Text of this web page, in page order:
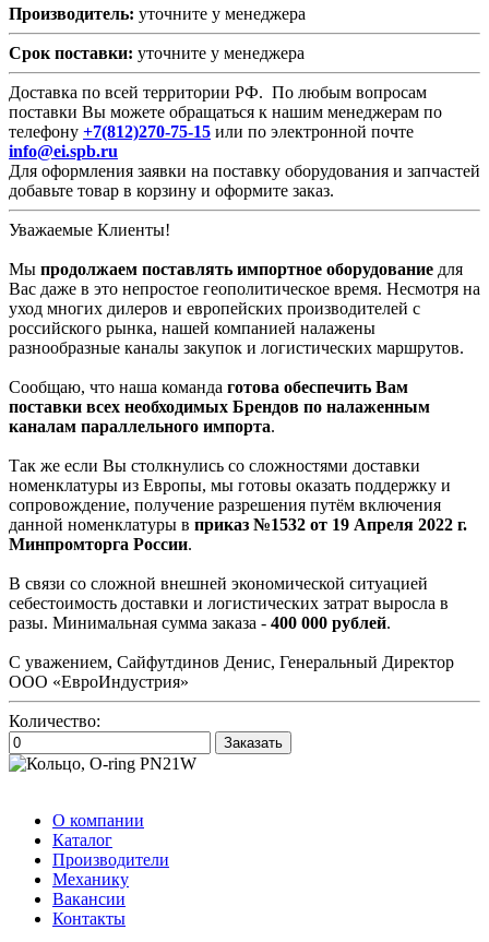
Производитель: уточните у менеджера
Срок поставки: уточните у менеджера
Доставка по всей территории РФ. По любым вопросам
поставки Вы можете обращаться к нашим менеджерам по
телефону +7(812)270-75-15 или по электронной почте
info@ei.spb.ru
Для оформления заявки на поставку оборудования и запчастей
добавьте товар в корзину и оформите заказ.
Уважаемые Клиенты!
Мы продолжаем поставлять импортное оборудование для
Вас даже в это непростое геополитическое время. Несмотря на
уход многих дилеров и европейских производителей с
российского рынка, нашей компанией налажены
разнообразные каналы закупок и логистических маршрутов.
Сообщаю, что наша команда готова обеспечить Вам
поставки всех необходимых Брендов по налаженным
каналам параллельного импорта.
Так же если Вы столкнулись со сложностями доставки
номенклатуры из Европы, мы готовы оказать поддержку и
сопровождение, получение разрешения путём включения
данной номенклатуры в приказ №1532 от 19 Апреля 2022 г.
Минпромторга России.
В связи со сложной внешней экономической ситуацией
себестоимость доставки и логистических затрат выросла в
разы. Минимальная сумма заказа - 400 000 рублей.
С уважением, Сайфутдинов Денис, Генеральный Директор
ООО «ЕвроИндустрия»
Количество:
Заказать
О компании
Каталог
Производители
Механику
Вакансии
Контакты